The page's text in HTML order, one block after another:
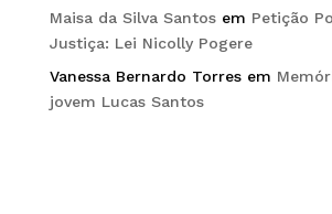
Maisa da Silva Santosem Petição
Justiça: Lei Nicolly Pogere
Vanessa Bernardo Torresem
jovem Lucas Santos